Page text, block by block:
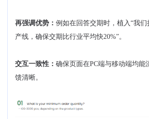
再强调优势： 例如在回答交期时，植入“我
产线，确保交期比行业平均快20%”。
交互一致性： 确保页面在PC端与移动端均能
馈清晰。